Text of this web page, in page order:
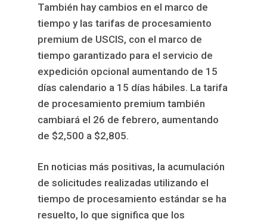
También hay cambios en el marco de
tiempo y las tarifas de procesamiento
premium de USCIS, con el marco de
tiempo garantizado para el servicio de
expedición opcional aumentando de 15
días calendario a 15 días hábiles. La tarifa
de procesamiento premium también
cambiará el 26 de febrero, aumentando
de $2,500 a $2,805.
En noticias más positivas, la acumulación
de solicitudes realizadas utilizando el
tiempo de procesamiento estándar se ha
resuelto, lo que significa que los